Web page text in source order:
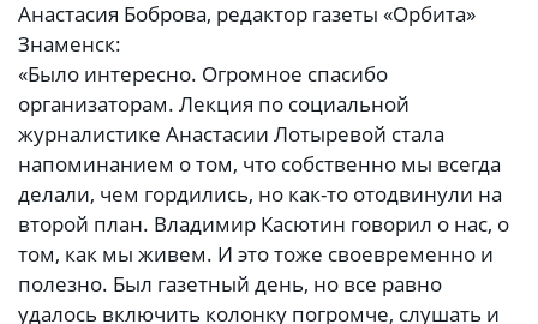
Анастасия Боброва, редактор газеты «Орбита»
Знаменск:
«Было интересно. Огромное спасибо
организаторам. Лекция по социальной
журналистике Анастасии Лотыревой стала
напоминанием о том, что собственно мы всегда
делали, чем гордились, но как-то отодвинули на
второй план. Владимир Касютин говорил о нас, о
том, как мы живем. И это тоже своевременно и
полезно. Был газетный день, но все равно
удалось включить колонку погромче, слушать и